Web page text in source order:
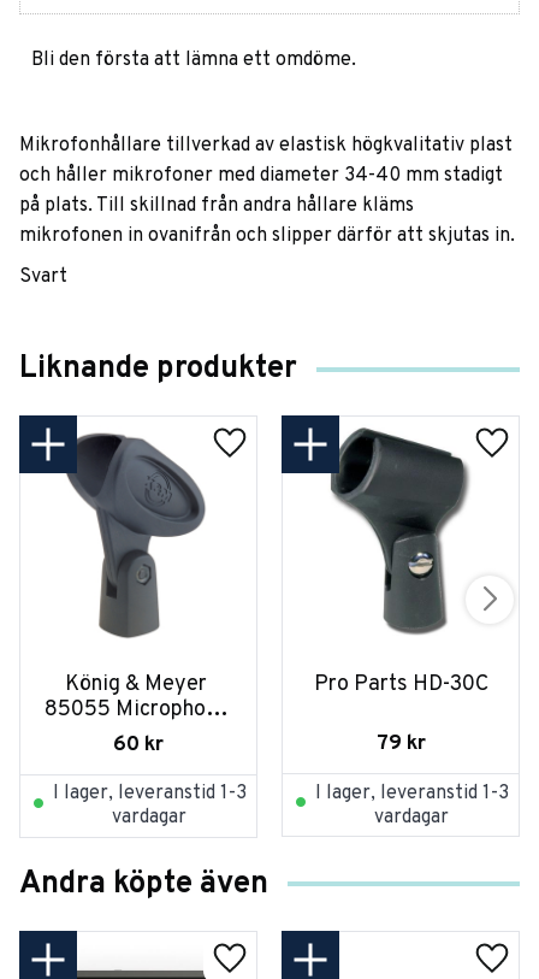
Bli den första att lämna ett omdöme.
Mikrofonhållare tillverkad av elastisk högkvalitativ plast
och håller mikrofoner med diameter 34-40 mm stadigt
på plats. Till skillnad från andra hållare kläms
mikrofonen in ovanifrån och slipper därför att skjutas in.
Svart
Liknande produkter
König & Meyer
85055 Microphone
Clip
60 kr
I lager, leveranstid 1-3
vardagar
Pro Parts HD-30C
79 kr
I lager, leveranstid 1-3
vardagar
Andra köpte även